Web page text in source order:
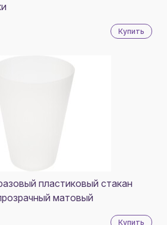
Купить
пластиковый стакан
матовый
Купить